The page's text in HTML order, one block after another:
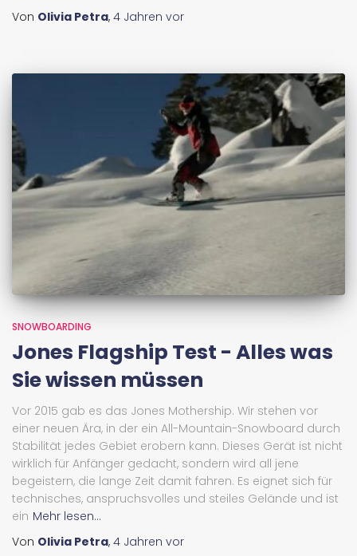
Von Olivia Petra, 4 Jahren vor
SNOWBOARDING
Jones Flagship Test - Alles was
Sie wissen müssen
Vor 2015 gab es das Jones Mothership. Wir stehen vor
einer neuen Ära, in der ein All-Mountain-Snowboard durch
Stabilität jedes Gebiet erobern kann. Dieses Gerät ist nicht
wirklich für Anfänger gedacht, sondern wird all jene
begeistern, die lange Zeit damit fahren. Es eignet sich für
technisches, anspruchsvolles und steiles Gelände und ist
ein Mehr lesen...
Von Olivia Petra, 4 Jahren vor